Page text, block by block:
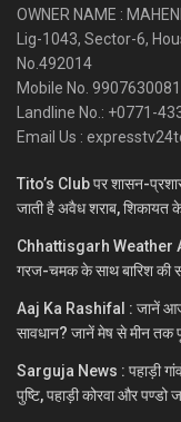
OWNER NAME :
Lig-1043, Sector-6,
No.492014
Mobile No. 9907630081
Landline No.: +0771-
Email Us :
Tito’s Club पर शासन-
जाती है अवैध शराब, शिकायत के
Chhattisgarh Weather
गरज-चमक के साथ बारिश की
Aaj Ka Rashifal : जानें आज
सावधान? जानें मेष से मीन तक
Sarguja News : पहाड़ी
पुष्टि, पहाड़ी कोरवा और पण्डो